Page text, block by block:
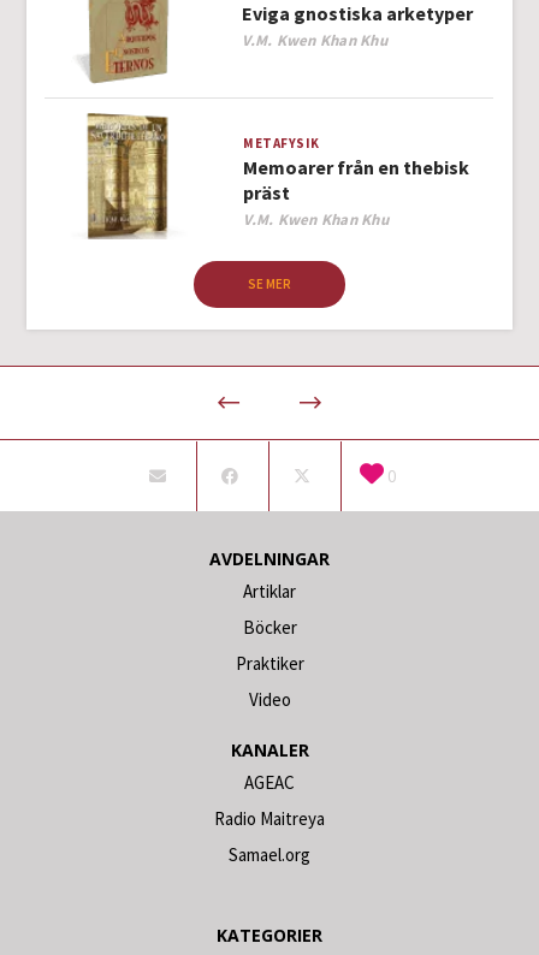
Eviga gnostiska arketyper
Author
V.M. Kwen Khan Khu
METAFYSIK
Memoarer från en thebisk
präst
Author
V.M. Kwen Khan Khu
SE MER
0
AVDELNINGAR
Artiklar
Böcker
Praktiker
Video
KANALER
AGEAC
Radio Maitreya
Samael.org
KATEGORIER